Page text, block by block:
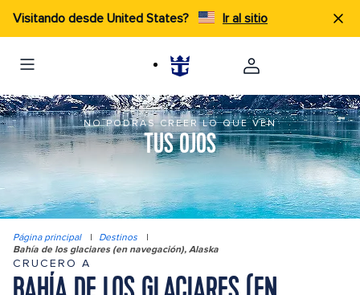
Visitando desde United States? Ir al sitio
NO PODRÁS CREER LO QUE VEN
TUS OJOS
Página principal | Destinos
|
Bahía de los glaciares (en navegación), Alaska
CRUCERO A